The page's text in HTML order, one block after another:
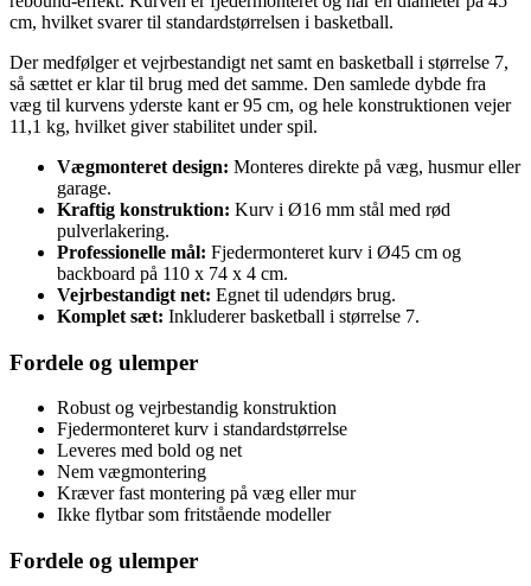
cm, hvilket svarer til standardstørrelsen i basketball.
Der medfølger et vejrbestandigt net samt en basketball i størrelse 7,
så sættet er klar til brug med det samme. Den samlede dybde fra
væg til kurvens yderste kant er 95 cm, og hele konstruktionen vejer
11,1 kg, hvilket giver stabilitet under spil.
Vægmonteret design: Monteres direkte på væg, husmur eller
garage.
Kraftig konstruktion: Kurv i Ø16 mm stål med rød
pulverlakering.
Professionelle mål: Fjedermonteret kurv i Ø45 cm og
backboard på 110 x 74 x 4 cm.
Vejrbestandigt net: Egnet til udendørs brug.
Komplet sæt: Inkluderer basketball i størrelse 7.
Fordele og ulemper
Robust og vejrbestandig konstruktion
Fjedermonteret kurv i standardstørrelse
Leveres med bold og net
Nem vægmontering
Kræver fast montering på væg eller mur
Ikke flytbar som fritstående modeller
Fordele og ulemper